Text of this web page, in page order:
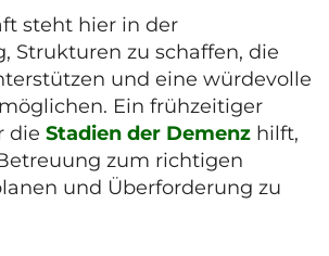
steht hier in der
Strukturen zu schaffen, die
und eine würdevolle
Ein frühzeitiger
die Stadien der Demenz hilft,
zum richtigen
und Überforderung zu